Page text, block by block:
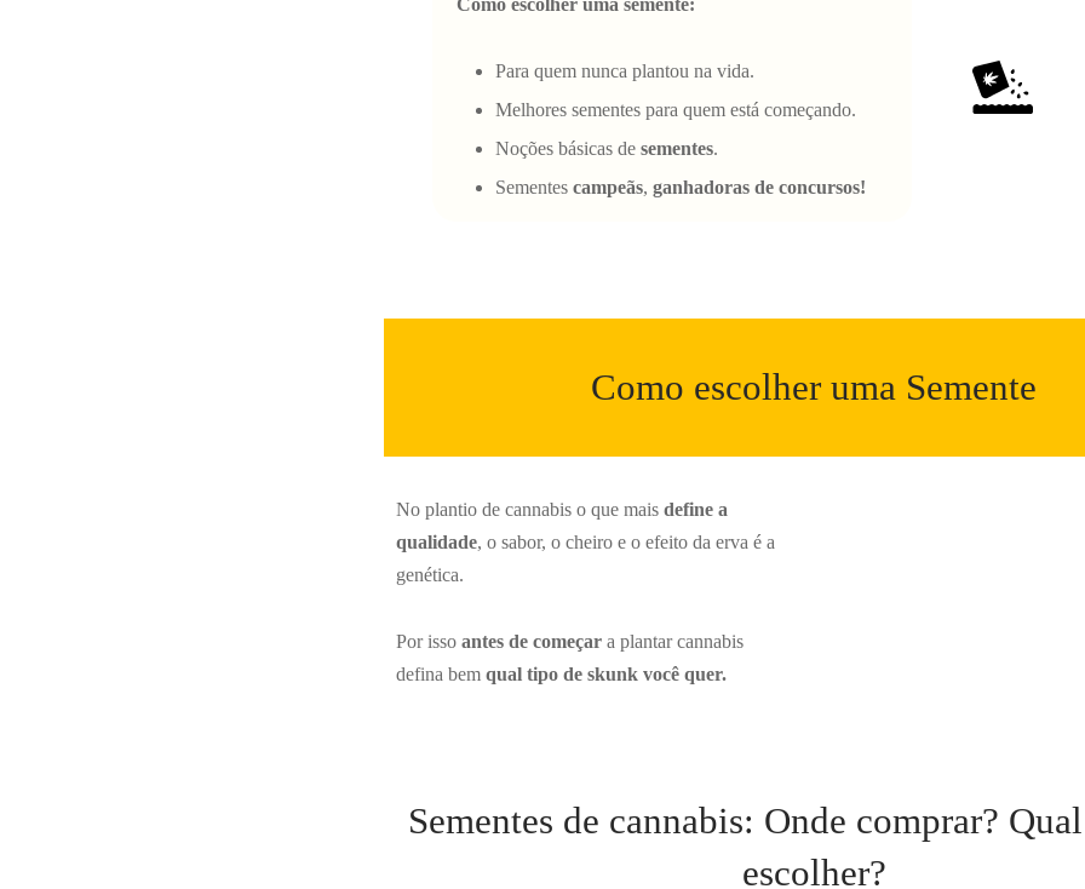
Para quem nunca plantou na vida.
Melhores sementes para quem está começando.
Noções básicas de sementes.
Sementes campeãs, ganhadoras de concursos!
Como escolher uma Semente
No plantio de cannabis o que mais define a
qualidade, o sabor, o cheiro e o efeito da erva é a
genética.
Por isso antes de começar a plantar cannabis
defina bem qual tipo de skunk você quer.
Sementes de cannabis: Onde comprar?
escolher?